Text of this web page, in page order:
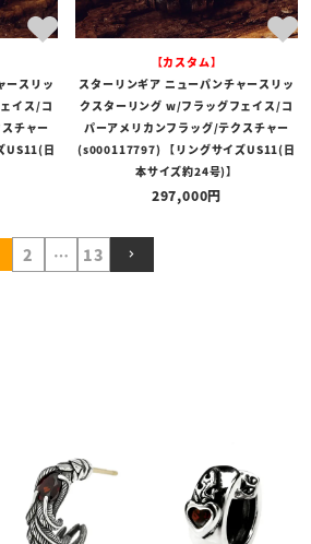
ースリッ
イス/コ
チャー
US11(日
【カスタム】
スターリンギア ニューパンチャースリッ
クスターリング w/フラッグフェイス/コ
パーアメリカンフラッグ/テクスチャー
(s000117797) 【リングサイズUS11(日
本サイズ約24号)】
297,000
2 … 13